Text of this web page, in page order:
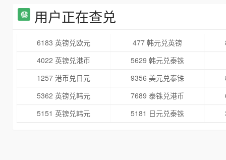
用户正在查兑
6183 英镑兑欧元 477 韩元兑英镑
4022 英镑兑港币
5629 韩元兑泰铢
1257 港币兑日元
9356 美元兑泰铢
5362 英镑兑韩元
7689 泰铢兑港币
5151 英镑兑韩元
5181 日元兑泰铢